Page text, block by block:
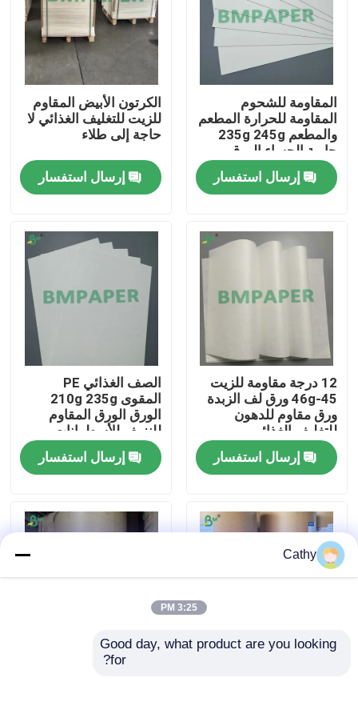
منزل
المنتجات
حول بنا
جولة في المعمل
ضبط الجودة
اتصل بنا
أخبار
المقاومة للشحوم
المقاومة للحرارة المطعم
والمطعم 235g 245g
حاوية الحساء الورق
المقوى لأوعية المعكرونة
الفورية وأوعية الحساء
الساخن
إرسال استفسار
الكرتون الأبيض المقاوم
للزيت للتغليف الغذائي لا
حاجة إلى طلاء
إرسال استفسار
12 درجة مقاومة للزيت
45-46g ورق لف الزبدة
ورق مقاوم للدهون
للتغليف الغذائي
إرسال استفسار
الصف الغذائي PE
المقوى 210g 235g
الورق الورق المقاوم
للنزيف للأسطوانات
الحارة
إرسال استفسار
210 غرام من الورق
Cathy
3:25 PM
Good day, what product are you looking
for?